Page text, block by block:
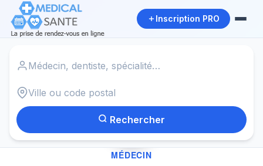
Inscription PRO
Rechercher
✓
MÉDECIN